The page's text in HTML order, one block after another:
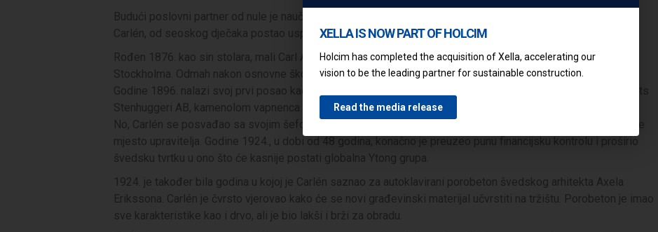
Budući poslovni partner od nule je naučio kako strpljivo provesti dobru ideju. Tako je Šveđanin, Carl August
Carlén, od seoskog dječaka postao uspješan industrijalac.
Rođen 1876. kao sin stolara, mali Carl August živio je sa svojih šestero braće i sestara na farmi južno od
Stockholma. Odmah nakon osnovne škole Carlén je krenuo u poljoprivrednu školu.
Godine 1896. nalazi svoj prvi posao kao skladištar i knjigovođa konjušnice. Godine 1903. preselio se u Yxhults
Stenhuggeri AB, kamenolom vapnenca s radovima na kamenu u blizini dvorca Yxhult.
No, Carlén se posvađao sa svojim šefom, napustio tvrtku i vratio se 1910. nakon zahtjeva uprave da preuzme
mjesto upravitelja. Godine 1924., u dobi od 48 godina, konačno je preuzeo punu financijsku kontrolu i proširio
švedsku tvrtku u ono što će kasnije postati globalna Ytong grupa.
1924. je također bila godina u kojoj je Carlén saznao za autoklavirani porobeton švedskog arhitekta Axela
Erikssona. Carlén je čvrsto vjerovao kako će se novi građevinski materijal učvrstiti na tržištu. Porobeton je imao
sve karakteristike kao i drvo, ali je bio lakši i brži za obradu.
XELLA IS NOW PART OF HOLCIM
Holcim has completed the acquisition of Xella, accelerating our
vision to be the leading partner for sustainable construction.
Read the media release